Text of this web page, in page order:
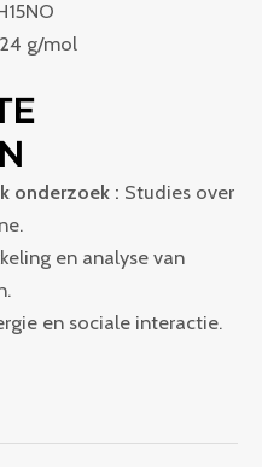
g/mol
onderzoek : Studies over
en analyse van
en sociale interactie.